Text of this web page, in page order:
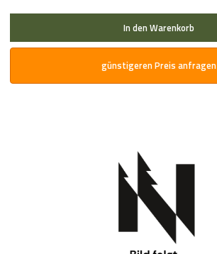
In den Warenkorb
günstigeren Preis anfragen